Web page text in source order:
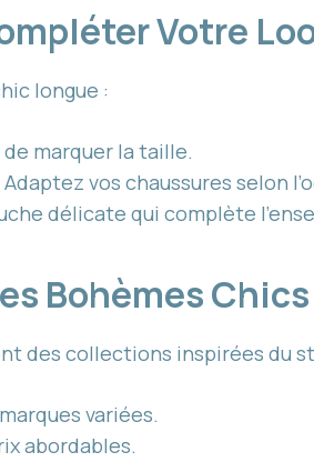
Votre
longue :
marquer la taille.
Adaptez vos chaussures selon
délicate qui complète
Bohèmes
des collections inspirées du
variées.
abordables.